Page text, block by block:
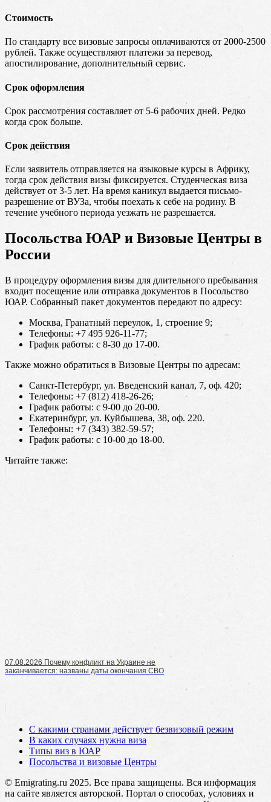
Стоимость
По стандарту все визовые запросы оплачиваются от 2000-2500
рублей. Также осуществляют платежи за перевод,
апостилирование, дополнительный сервис.
Срок оформления
Срок рассмотрения составляет от 5-6 рабочих дней. Редко
когда срок больше.
Срок действия
Если заявитель отправляется на языковые курсы в Африку,
тогда срок действия визы фиксируется. Студенческая виза
действует от 3-5 лет. На время каникул выдается письмо-
разрешение от ВУЗа, чтобы поехать к себе на родину. В
течение учебного периода уезжать не разрешается.
Посольства ЮАР и Визовые Центры в
России
В процедуру оформления визы для длительного пребывания
входит посещение или отправка документов в Посольство
ЮАР. Собранный пакет документов передают по адресу:
Москва, Гранатный переулок, 1, строение 9;
Телефоны: +7 495 926-11-77;
График работы: с 8-30 до 17-00.
Также можно обратиться в Визовые Центры по адресам:
Санкт-Петербург, ул. Введенский канал, 7, оф. 420;
Телефоны: +7 (812) 418-26-26;
График работы: с 9-00 до 20-00.
Екатеринбург, ул. Куйбышева, 38, оф. 220.
Телефоны: +7 (343) 382-59-57;
График работы: с 10-00 до 18-00.
Читайте также:
07.08.2026 Почему конфликт на Украине не
заканчивается: названы даты окончания СВО
С какими странами действует безвизовый режим
В каких случаях нужна виза
Типы виз в ЮАР
Посольства и визовые Центры
© Emigrating.ru 2025. Все права защищены. Вся информация
на сайте является авторской. Портал о способах, условиях и